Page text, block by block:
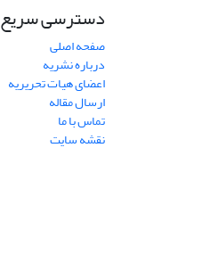
دسترسی سریع
صفحه اصلی
درباره نشریه
اعضای هیات تحریریه
ارسال مقاله
تماس با ما
نقشه سایت